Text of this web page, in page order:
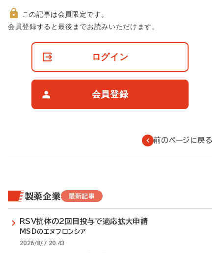
非
この記事は会員限定です。
会員登録すると最後までお読みいただけます。
ログイン
会員登録
前のページに戻る
製薬企業 最新記事
RSV抗体の2回目投与で適応拡大申請
MSDのエヌフロンシア
2026/8/7 20:43